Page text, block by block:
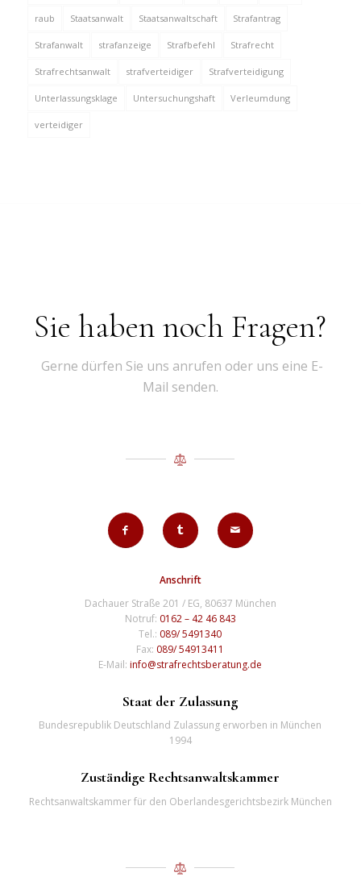
raub Staatsanwalt Staatsanwaltschaft Strafantrag
Strafanwalt strafanzeige Strafbefehl Strafrecht
Strafrechtsanwalt strafverteidiger Strafverteidigung
Unterlassungsklage Untersuchungshaft Verleumdung
verteidiger
Sie haben noch Fragen?
Gerne dürfen Sie uns anrufen oder uns eine E-
Mail senden.
Anschrift
Dachauer Straße 201 / EG, 80637 München
Notruf: 0162 – 42 46 843
Tel.: 089/ 5491340
Fax: 089/ 54913411
E-Mail:info@strafrechtsberatung.de
Staat der Zulassung
Bundesrepublik Deutschland Zulassung erworben in München
1994
Zuständige Rechtsanwaltskammer
Rechtsanwaltskammer für den Oberlandesgerichtsbezirk München